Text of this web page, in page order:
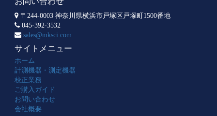
〒244-0003 神奈川県横浜市戸塚区戸塚町1500番地
045-392-3532
sales@mksci.com
サイトメニュー
ホーム
計測機器・測定機器
校正業務
ご購入ガイド
お問い合わせ
会社概要